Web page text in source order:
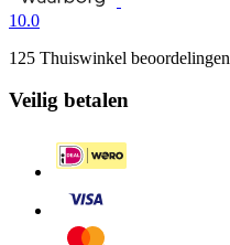
10.0
125 Thuiswinkel beoordelingen
Veilig betalen